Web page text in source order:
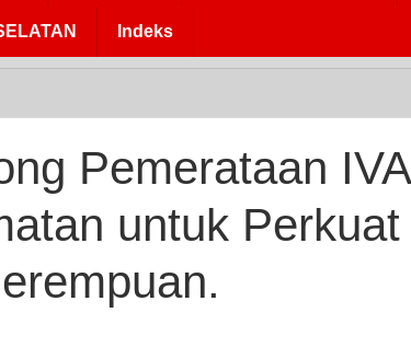
Indeks
Pemerataan IVA
untuk Perkuat